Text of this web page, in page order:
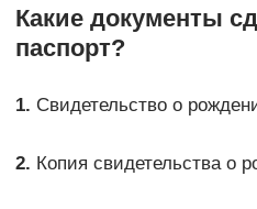
Какие документы
паспорт?
1. Свидетельство о
2. Копия свидетельства о